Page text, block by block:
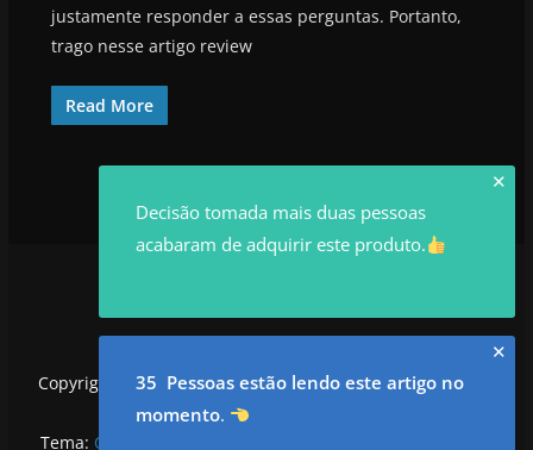
justamente responder a essas perguntas. Portanto,
trago nesse artigo review
Read More
Copyright © 2026utilidadesrowan.com. Todos os direitos
reservados.
Tema: ColorMag
✕
Decisão tomada mais duas pessoas
acabaram de adquirir este produto.
✕
35 Pessoas estão lendo este artigo no
momento.